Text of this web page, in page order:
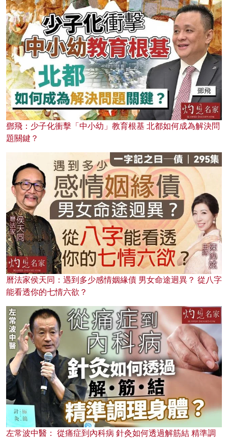
鄧飛：少子化衝擊「中小幼」教育根基 北都如何成為解決問
題關鍵？
曆法家侯天同：遇到多少感情姻緣債 男女命途迥異？ 從八字
能看透你的七情六欲？
左常波中醫： 從痛症到內科病 針灸如何透過解筋結 精準調